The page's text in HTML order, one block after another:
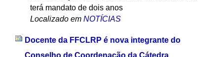
terá mandato de dois anos
Localizado em NOTÍCIAS
Docente da FFCLRP é nova integrante do